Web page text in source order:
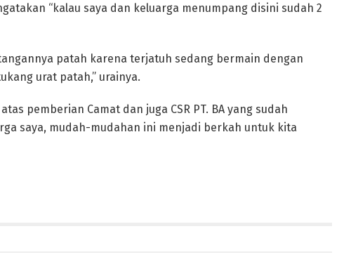
“kalau saya dan keluarga menumpang disini sudah 2
patah karena terjatuh sedang bermain dengan
urat patah,” urainya.
pemberian Camat dan juga CSR PT. BA yang sudah
saya, mudah-mudahan ini menjadi berkah untuk kita